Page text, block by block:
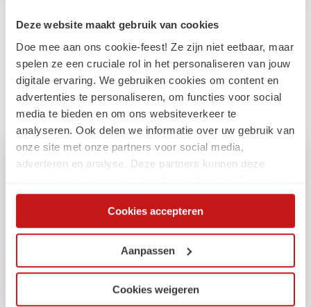
Deze website maakt gebruik van cookies
Doe mee aan ons cookie-feest! Ze zijn niet eetbaar, maar
spelen ze een cruciale rol in het personaliseren van jouw
digitale ervaring. We gebruiken cookies om content en
advertenties te personaliseren, om functies voor social
media te bieden en om ons websiteverkeer te
analyseren. Ook delen we informatie over uw gebruik van
onze site met onze partners voor social media,
adverteren en analyse. Deze partners kunnen deze
heeft verstrekt of die ze hebben verzameld op basis van
uw gebruik van hun services. Via de cookieverklaring op
onze website kunt u uw toestemming op elk moment
Cookies accepteren
Aanpassen
Cookies weigeren
Gerelateerde
artikelen